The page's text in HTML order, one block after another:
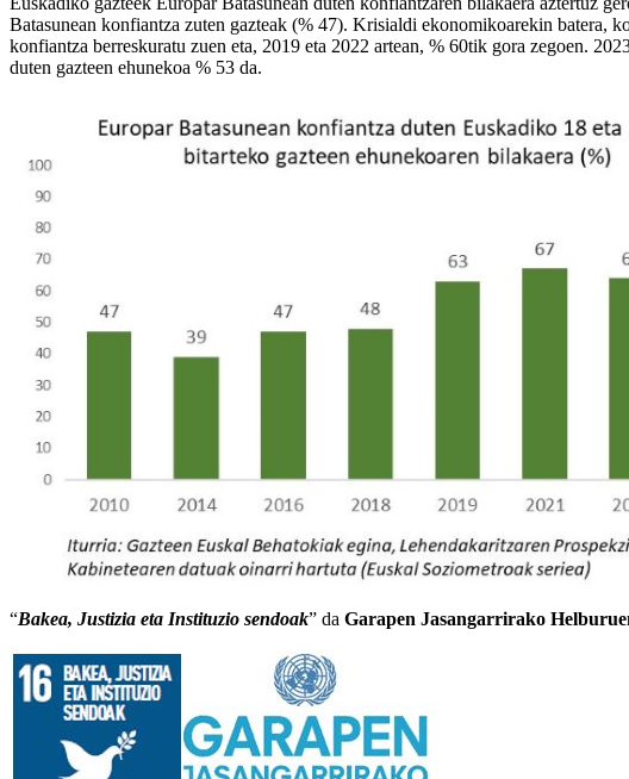
Batasunean konfiantza zuten gazteak (% 47). Krisialdi ekonomikoarekin batera,
konfiantza berreskuratu zuen eta, 2019 eta 2022 artean, % 60tik gora zegoen.
duten gazteen ehunekoa % 53 da.
“Bakea, Justizia eta Instituzio sendoak” da Garapen Jasangarrirako